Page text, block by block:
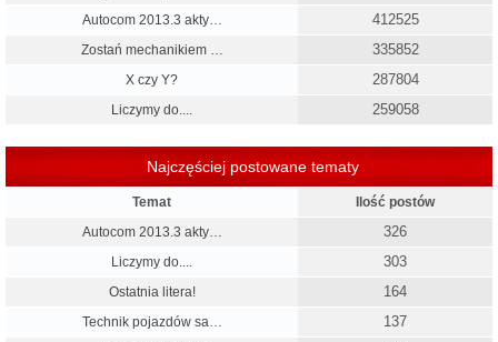
Autocom 2013.3 akty… 412525
Zostań mechanikiem … 335852
X czy Y? 287804
Liczymy do.... 259058
Najczęściej postowane tematy
Temat
Ilość postów
Autocom 2013.3 akty…
326
Liczymy do.... 303
Ostatnia litera! 164
Technik pojazdów sa… 137